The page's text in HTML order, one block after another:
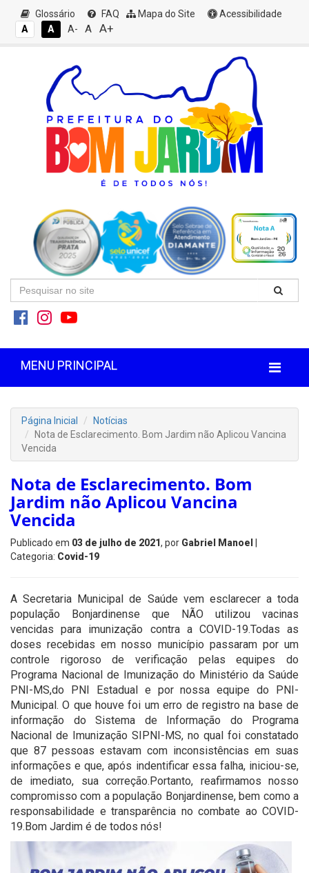
Glossário FAQ Mapa do Site
Acessibilidade
A
A A- A A+
MENU PRINCIPAL
Página Inicial
Notícias
Nota de Esclarecimento. Bom Jardim não Aplicou Vancina
Vencida
Nota de Esclarecimento. Bom
Jardim não Aplicou Vancina
Vencida
Publicado em 03 de julho de 2021, por Gabriel Manoel
Categoria: Covid-19
A Secretaria Municipal de Saúde vem esclarecer a toda
população Bonjardinense que NÃO utilizou vacinas
vencidas para imunização contra a COVID-19.Todas as
doses recebidas em nosso município passaram por um
controle rigoroso de verificação pelas equipes do
Programa Nacional de Imunização do Ministério da Saúde
PNI-MS,do PNI Estadual e por nossa equipe do PNI-
Municipal. O que houve foi um erro de registro na base de
informação do Sistema de Informação do Programa
Nacional de Imunização SIPNI-MS, no qual foi constatado
que 87 pessoas estavam com inconsistências em suas
informações e que, após indentificar essa falha, iniciou-se,
de imediato, sua correção.Portanto, reafirmamos nosso
compromisso com a população Bonjardinense, bem como a
responsabilidade e transparência no combate ao COVID-
19.Bom Jardim é de todos nós!